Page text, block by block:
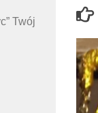
Twój